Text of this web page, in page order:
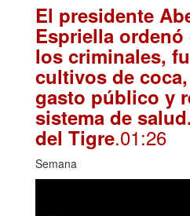
El presidente
Espriella
los criminales,
cultivos de
gasto público y
sistema de
del Tigre.01:26
Semana